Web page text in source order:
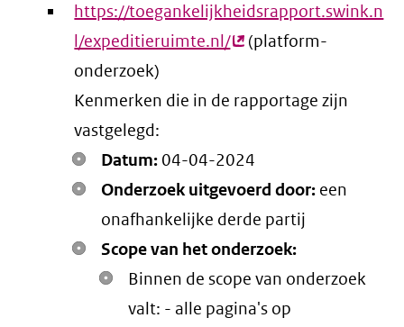
https://toegankelijkheidsrapport.swink.n
l/expeditieruimte.nl/(externe
(platform-
onderzoek)
Kenmerken die in de rapportage zijn
vastgelegd:
Datum: 04-04-2024
Onderzoek uitgevoerd door: een
onafhankelijke derde partij
Scope van het onderzoek:
Binnen de scope van onderzoek
valt: - alle pagina's op